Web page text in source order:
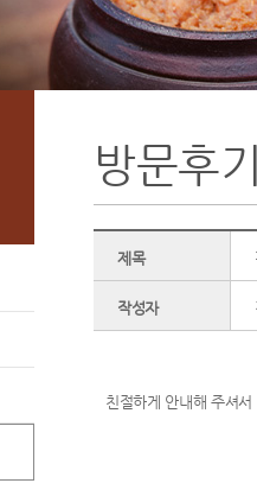
방문후
제목
작성자
친절하게 안내해 주셔서